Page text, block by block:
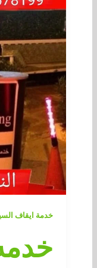
خدمة ايقاف السيارات |65080771|